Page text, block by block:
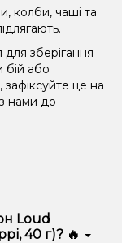
колби, чаші та
зберігання
бій або
це на
нами до
Loud
40 г)? 🔥